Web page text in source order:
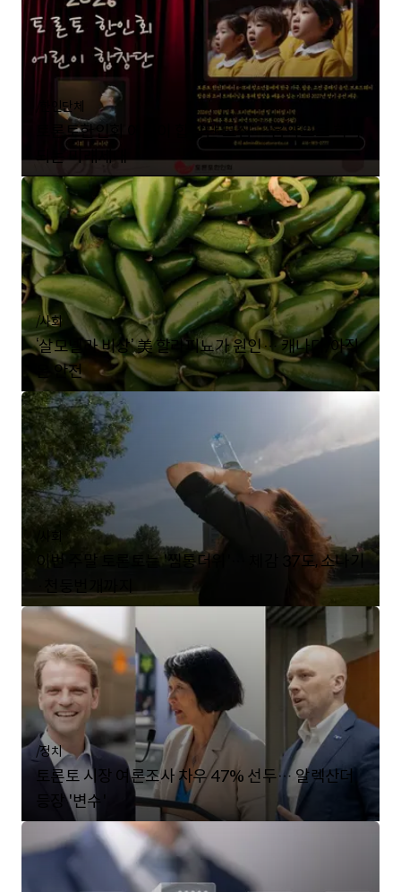
한인단체
토론토한인회 어린이 합창단 모집… 음악으로 하나
되는 미래세대
/사회
‘살모넬라 비상’ 美 할라피뇨가 원인… 캐나다, 아직
은 안전
사회
이번 주말 토론토는 '찜통더위'… 체감 37도, 소나기
/정치
토론토 시장 여론조사 차우 47% 선두… 알렉산더
등장 '변수'